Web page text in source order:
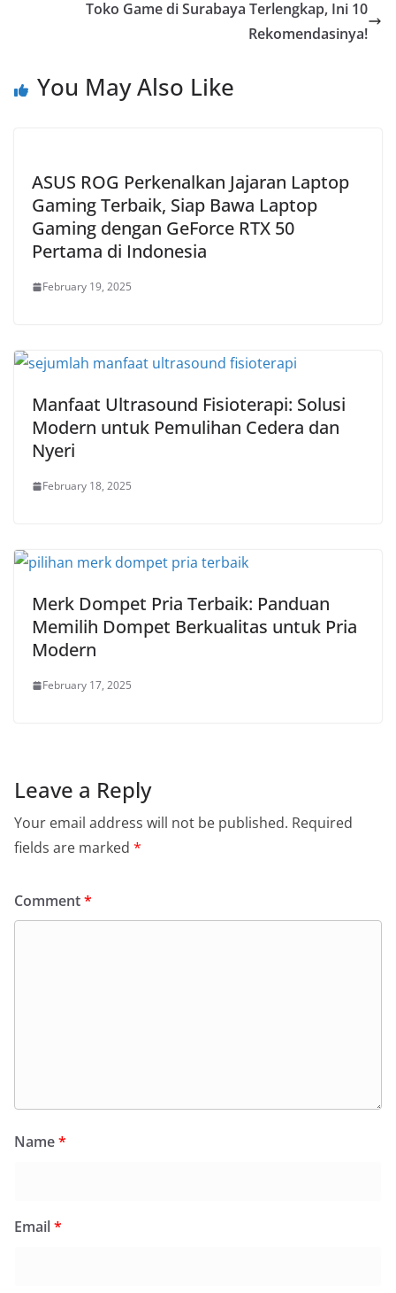
Toko Game di Surabaya Terlengkap, Ini 10
Rekomendasinya!
You May Also Like
ASUS ROG Perkenalkan Jajaran Laptop
Gaming Terbaik, Siap Bawa Laptop
Gaming dengan GeForce RTX 50
Pertama di Indonesia
February 19, 2025
Manfaat Ultrasound Fisioterapi: Solusi
Modern untuk Pemulihan Cedera dan
Nyeri
February 18, 2025
Merk Dompet Pria Terbaik: Panduan
Memilih Dompet Berkualitas untuk Pria
Modern
February 17, 2025
Leave a Reply
Your email address will not be published. Required
fields are marked *
Comment*
Name*
Email*